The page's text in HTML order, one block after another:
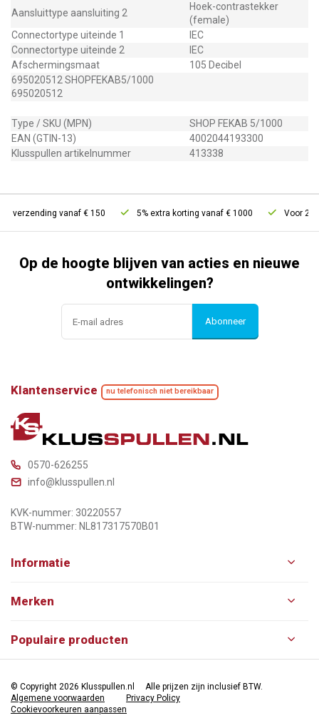
Aansluittype aansluiting 2
Hoek-contrastekker
(female)
Connectortype uiteinde 1
IEC
Connectortype uiteinde 2
IEC
Afschermingsmaat
105 Decibel
695020512 SHOPFEKAB5/1000
695020512
Type / SKU (MPN)
SHOP FEKAB 5/1000
EAN (GTIN-13)
4002044193300
Klusspullen artikelnummer
413338
verzending vanaf € 150 5% extra korting vanaf € 1000 Voor 21u
Op de hoogte blijven van acties en nieuwe
ontwikkelingen?
Abonneer
Klantenservice nu telefonisch niet bereikbaar
0570-626255
info@klusspullen.nl
KVK-nummer: 30220557
BTW-nummer: NL817317570B01
Informatie
Merken
Populaire producten
© Copyright 2026 Klusspullen.nl
Alle prijzen zijn inclusief BTW.
Algemene voorwaarden
Privacy Policy
Cookievoorkeuren aanpassen